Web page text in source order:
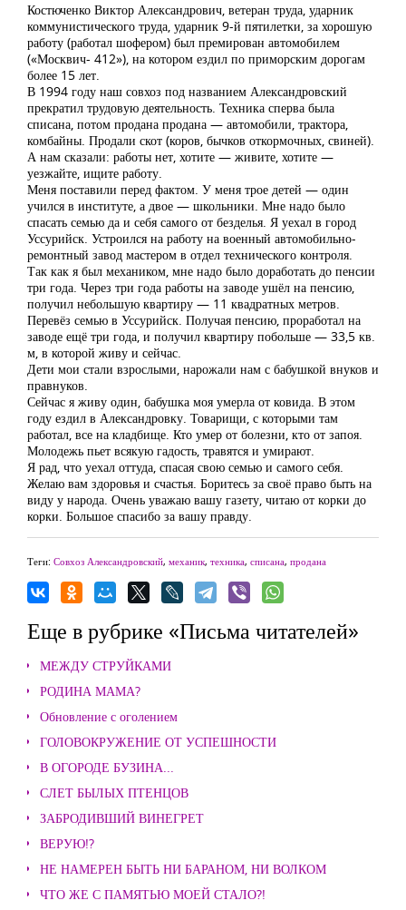
Костюченко Виктор Александрович, ветеран труда, ударник
коммунистического труда, ударник 9-й пятилетки, за хорошую
работу (работал шофером) был премирован автомобилем
(«Москвич- 412»), на котором ездил по приморским дорогам
более 15 лет.
В 1994 году наш совхоз под названием Александровский
прекратил трудовую деятельность. Техника сперва была
списана, потом продана продана — автомобили, трактора,
комбайны. Продали скот (коров, бычков откормочных, свиней).
А нам сказали: работы нет, хотите — живите, хотите —
уезжайте, ищите работу.
Меня поставили перед фактом. У меня трое детей — один
учился в институте, а двое — школьники. Мне надо было
спасать семью да и себя самого от безделья. Я уехал в город
Уссурийск. Устроился на работу на военный автомобильно-
ремонтный завод мастером в отдел технического контроля.
Так как я был механиком, мне надо было доработать до пенсии
три года. Через три года работы на заводе ушёл на пенсию,
получил небольшую квартиру — 11 квадратных метров.
Перевёз семью в Уссурийск. Получая пенсию, проработал на
заводе ещё три года, и получил квартиру побольше — 33,5 кв.
м, в которой живу и сейчас.
Дети мои стали взрослыми, нарожали нам с бабушкой внуков и
правнуков.
Сейчас я живу один, бабушка моя умерла от ковида. В этом
году ездил в Александровку. Товарищи, с которыми там
работал, все на кладбище. Кто умер от болезни, кто от запоя.
Молодежь пьет всякую гадость, травятся и умирают.
Я рад, что уехал оттуда, спасая свою семью и самого себя.
Желаю вам здоровья и счастья. Боритесь за своё право быть на
виду у народа. Очень уважаю вашу газету, читаю от корки до
корки. Большое спасибо за вашу правду.
Теги: Совхоз Александровский, механик, техника, списана, продана
Еще в рубрике «Письма читателей»
МЕЖДУ СТРУЙКАМИ
РОДИНА МАМА?
Обновление с оголением
ГОЛОВОКРУЖЕНИЕ ОТ УСПЕШНОСТИ
В ОГОРОДЕ БУЗИНА...
СЛЕТ БЫЛЫХ ПТЕНЦОВ
ЗАБРОДИВШИЙ ВИНЕГРЕТ
ВЕРУЮ!?
НЕ НАМЕРЕН БЫТЬ НИ БАРАНОМ, НИ ВОЛКОМ
ЧТО ЖЕ С ПАМЯТЬЮ МОЕЙ СТАЛО?!